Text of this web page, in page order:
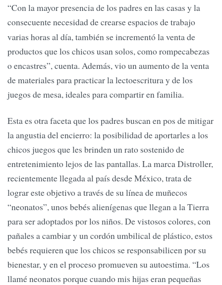
“Con la mayor presencia de los padres en las casas y la
consecuente necesidad de crearse espacios de trabajo
varias horas al día, también se incrementó la venta de
productos que los chicos usan solos, como rompecabezas
o encastres”, cuenta. Además, vio un aumento de la venta
de materiales para practicar la lectoescritura y de los
juegos de mesa, ideales para compartir en familia.
Esta es otra faceta que los padres buscan en pos de mitigar
la angustia del encierro: la posibilidad de aportarles a los
chicos juegos que les brinden un rato sostenido de
entretenimiento lejos de las pantallas. La marca Distroller,
recientemente llegada al país desde México, trata de
lograr este objetivo a través de su línea de muñecos
“neonatos”, unos bebés alienígenas que llegan a la Tierra
para ser adoptados por los niños. De vistosos colores, con
pañales a cambiar y un cordón umbilical de plástico, estos
bebés requieren que los chicos se responsabilicen por su
bienestar, y en el proceso promueven su autoestima. “Los
llamé neonatos porque cuando mis hijas eran pequeñas